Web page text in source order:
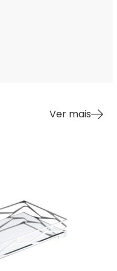
Ver mais